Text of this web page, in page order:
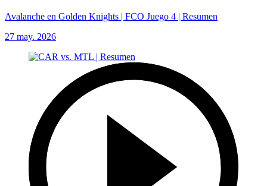
Avalanche en Golden Knights | FCO Juego 4 | Resumen
27 may. 2026